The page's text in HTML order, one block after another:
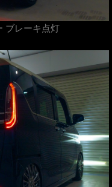
ブレーキ点灯